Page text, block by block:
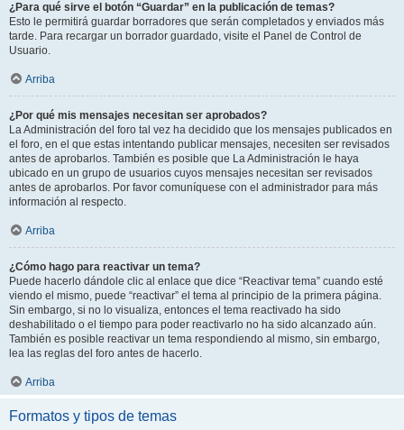
¿Para qué sirve el botón “Guardar” en la publicación de temas?
Esto le permitirá guardar borradores que serán completados y enviados más
tarde. Para recargar un borrador guardado, visite el Panel de Control de
Usuario.
Arriba
¿Por qué mis mensajes necesitan ser aprobados?
La Administración del foro tal vez ha decidido que los mensajes publicados en
el foro, en el que estas intentando publicar mensajes, necesiten ser revisados
antes de aprobarlos. También es posible que La Administración le haya
ubicado en un grupo de usuarios cuyos mensajes necesitan ser revisados
antes de aprobarlos. Por favor comuníquese con el administrador para más
información al respecto.
Arriba
¿Cómo hago para reactivar un tema?
Puede hacerlo dándole clic al enlace que dice “Reactivar tema” cuando esté
viendo el mismo, puede “reactivar” el tema al principio de la primera página.
Sin embargo, si no lo visualiza, entonces el tema reactivado ha sido
deshabilitado o el tiempo para poder reactivarlo no ha sido alcanzado aún.
También es posible reactivar un tema respondiendo al mismo, sin embargo,
lea las reglas del foro antes de hacerlo.
Arriba
Formatos y tipos de temas